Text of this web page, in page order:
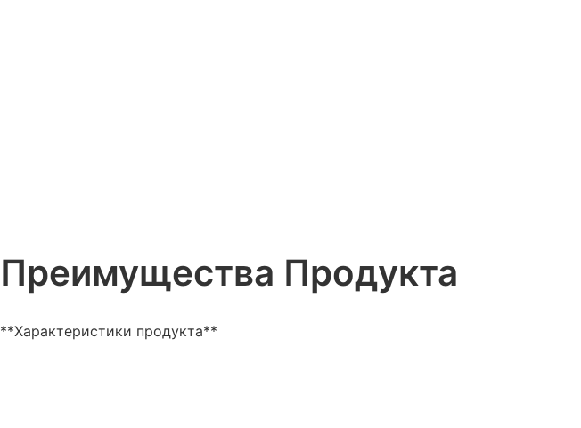
Преимущества Продукта
**Характеристики продукта**